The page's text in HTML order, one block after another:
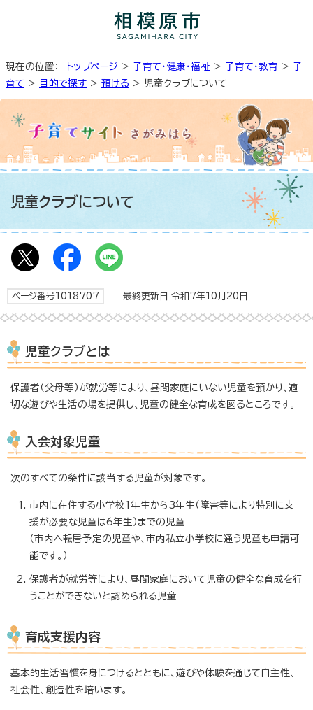
現在の位置： トップページ > 子育て・健康・福祉 > 子育て・教育 > 子
育て > 目的で探す > 預ける > 児童クラブについて
児童クラブについて
ページ番号1018707 最終更新日 令和7年10月20日
児童クラブとは
保護者（父母等）が就労等により、昼間家庭にいない児童を預かり、適
切な遊びや生活の場を提供し、児童の健全な育成を図るところです。
入会対象児童
次のすべての条件に該当する児童が対象です。
市内に在住する小学校1年生から3年生（障害等により特別に支
援が必要な児童は6年生）までの児童
（市内へ転居予定の児童や、市内私立小学校に通う児童も申請可
能です。）
保護者が就労等により、昼間家庭において児童の健全な育成を行
うことができないと認められる児童
育成支援内容
基本的生活習慣を身につけるとともに、遊びや体験を通じて自主性、
社会性、創造性を培います。